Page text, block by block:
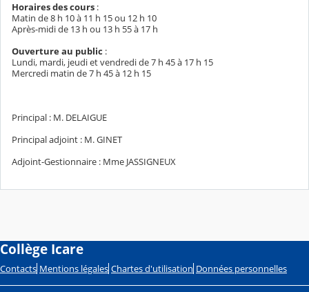
Horaires des cours :
Matin de 8 h 10 à 11 h 15 ou 12 h 10
Après-midi de 13 h ou 13 h 55 à 17 h
Ouverture au public :
Lundi, mardi, jeudi et vendredi de 7 h 45 à 17 h 15
Mercredi matin de 7 h 45 à 12 h 15
Principal : M. DELAIGUE
Principal adjoint : M. GINET
Adjoint-Gestionnaire : Mme JASSIGNEUX
Collège Icare
Contacts Mentions légales Chartes d'utilisation Données personnelles